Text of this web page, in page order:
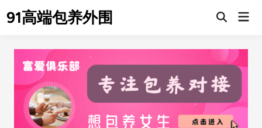
to91高端包养外围